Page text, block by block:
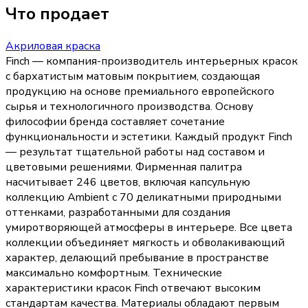
Что продает
Акриловая краска
Finch — компания-производитель интерьерных красок
с бархатистым матовым покрытием, создающая
продукцию на основе премиального европейского
сырья и технологичного производства. Основу
философии бренда составляет сочетание
функциональности и эстетики. Каждый продукт Finch
— результат тщательной работы над составом и
цветовыми решениями. Фирменная палитра
насчитывает 246 цветов, включая капсульную
коллекцию Ambient с 70 деликатными природными
оттенками, разработанными для создания
умиротворяющей атмосферы в интерьере. Все цвета
коллекции объединяет мягкость и обволакивающий
характер, делающий пребывание в пространстве
максимально комфортным. Технические
характеристики красок Finch отвечают высоким
стандартам качества. Материалы обладают первым